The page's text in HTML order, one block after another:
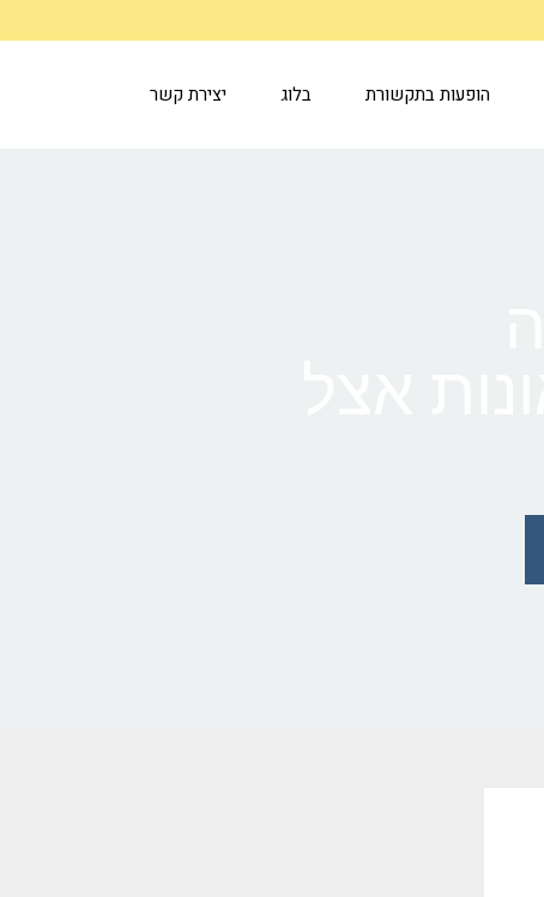
הופעות בתקשורת בלוג יצירת קשר